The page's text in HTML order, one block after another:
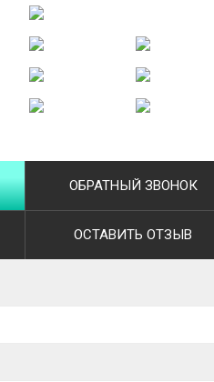
ОБРАТНЫЙ ЗВОНОК
ОСТАВИТЬ ОТЗЫВ